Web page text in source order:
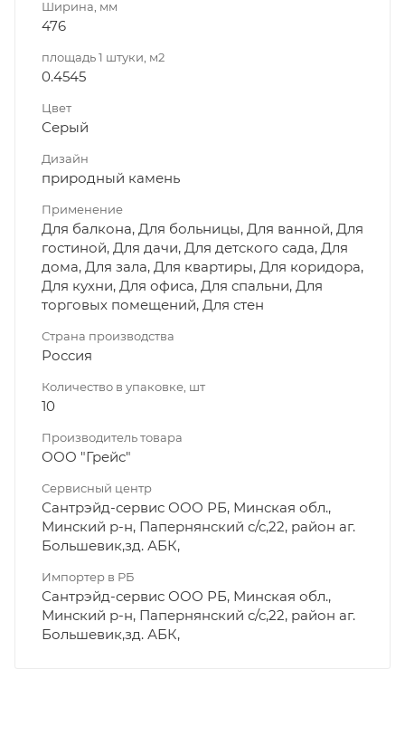
Ширина, мм
476
площадь 1 штуки, м2
0.4545
Цвет
Серый
Дизайн
природный камень
Применение
Для балкона, Для больницы, Для ванной, Для
гостиной, Для дачи, Для детского сада, Для
дома, Для зала, Для квартиры, Для коридора,
Для кухни, Для офиса, Для спальни, Для
торговых помещений, Для стен
Страна производства
Россия
Количество в упаковке, шт
10
Производитель товара
ООО "Грейс"
Сервисный центр
Сантрэйд-сервис ООО РБ, Минская обл.,
Минский р-н, Папернянский с/с,22, район аг.
Большевик,зд. АБК,
Импортер в РБ
Сантрэйд-сервис ООО РБ, Минская обл.,
Минский р-н, Папернянский с/с,22, район аг.
Большевик,зд. АБК,